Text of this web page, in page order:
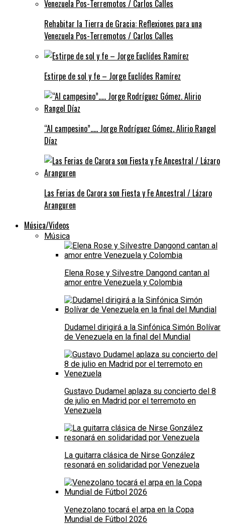
Rehabitar la Tierra de Gracia: Reflexiones para una
Venezuela Pos-Terremotos / Carlos Calles
Estirpe de sol y fe – Jorge Euclídes Ramírez
“Al campesino”….. Jorge Rodríguez Gómez. Alirio Rangel
Díaz
Las Ferias de Carora son Fiesta y Fe Ancestral / Lázaro
Aranguren
Música/Videos
Música
Elena Rose y Silvestre Dangond cantan al
amor entre Venezuela y Colombia
Dudamel dirigirá a la Sinfónica Simón Bolívar
de Venezuela en la final del Mundial
Gustavo Dudamel aplaza su concierto del 8
de julio en Madrid por el terremoto en
Venezuela
La guitarra clásica de Nirse González
resonará en solidaridad por Venezuela
Venezolano tocará el arpa en la Copa
Mundial de Fútbol 2026